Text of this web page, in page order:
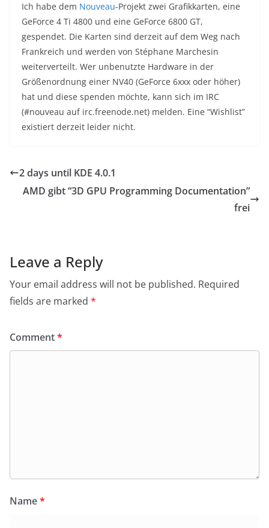
Ich habe dem Nouveau-Projekt zwei Grafikkarten, eine
GeForce 4 Ti 4800 und eine GeForce 6800 GT,
gespendet. Die Karten sind derzeit auf dem Weg nach
Frankreich und werden von Stéphane Marchesin
weiterverteilt. Wer unbenutzte Hardware in der
Größenordnung einer NV40 (GeForce 6xxx oder höher)
hat und diese spenden möchte, kann sich im IRC
(#nouveau auf irc.freenode.net) melden. Eine “Wishlist”
existiert derzeit leider nicht.
2 days until KDE 4.0.1
AMD gibt “3D GPU Programming Documentation”
frei
Leave a Reply
Your email address will not be published. Required
fields are marked *
Comment*
Name*